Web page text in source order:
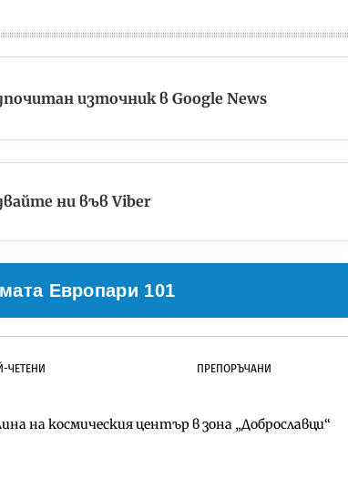
източник в Google News
ни във Viber
Европари 101
ЧЕТЕНИ ПРЕПОРЪЧАНИ
на космическия център в зона „Доброславци“
Петрохан ще върви паралелно с екологичните
Петрохан ще върви паралелно с екологичните